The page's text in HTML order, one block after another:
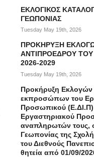
ΕΚΛΟΓΙΚΟΣ
ΓΕΩΠΟΝΙΑΣ
Tuesday May 19th, 2026
ΠΡΟΚΗΡΥΞΗ
ΑΝΤΙΠΡΟΕΔΡΟΥ
2026-2029
Tuesday May 19th, 2026
Προκήρυξη Εκλογών
εκπροσώπων του
Προσωπικού (Ε.ΔΙ.Π)
Εργαστηριακού
αναπληρωτών τους,
Γεωπονίας της
του Διεθνούς
θητεία από 01/09/